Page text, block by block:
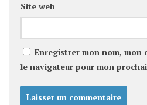
Site web
Enregistrer mon nom, mon
le navigateur pour mon